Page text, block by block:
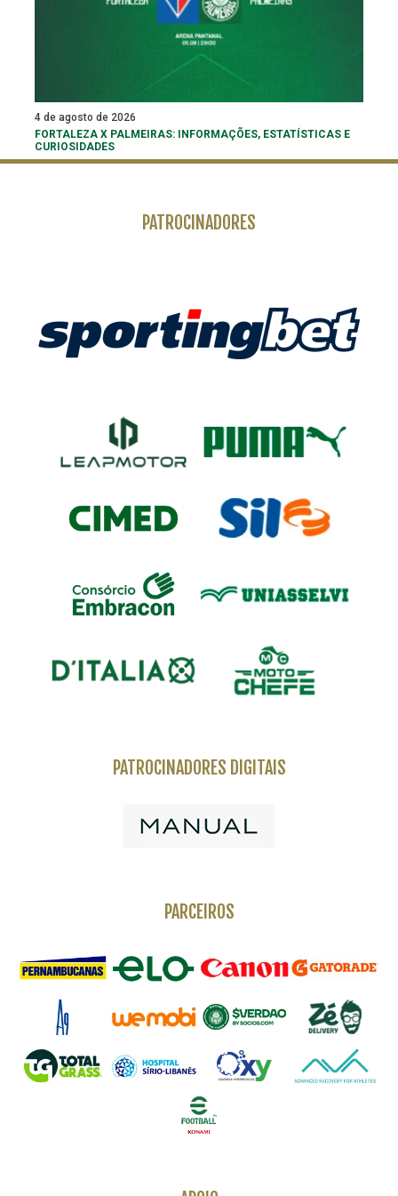
4 de agosto de 2026
FORTALEZA X PALMEIRAS: INFORMAÇÕES, ESTATÍSTICAS E
CURIOSIDADES
PATROCINADORES
PATROCINADORES DIGITAIS
PARCEIROS